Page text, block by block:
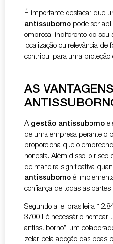
É importante destacar que
antissuborno pode ser
empresa, indiferente do seu
localização ou relevância de
contribui para uma proteção
AS
A gestão antissuborno
de uma empresa perante o
proporciona que o
honesta. Além disso, o risco
de maneira significativa
antissuborno é
confiança de todas as partes
Segundo a lei brasileira
37001 é necessário nomear
antissuborno”, um
zelar pela adoção das boas